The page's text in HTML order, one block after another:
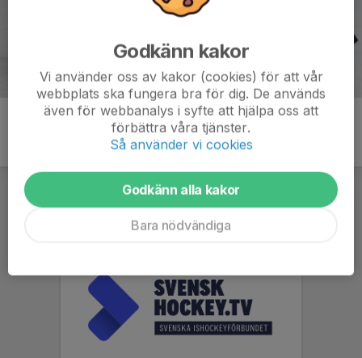
Godkänn kakor
Vi använder oss av kakor (cookies) för att vår
webbplats ska fungera bra för dig. De används
även för webbanalys i syfte att hjälpa oss att
förbättra våra tjänster.
Så använder vi cookies
Godkänn alla kakor
Bara nödvändiga